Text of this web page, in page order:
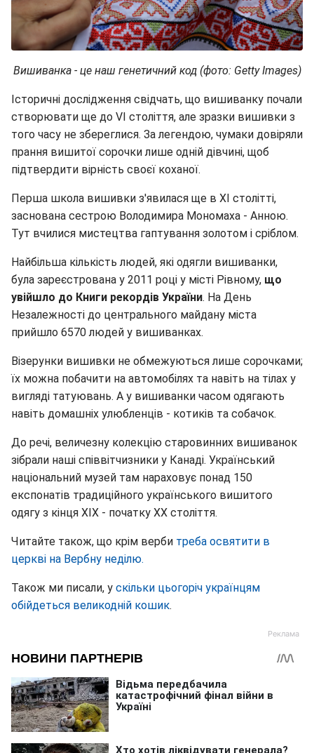
Вишиванка - це наш генетичний код (фото: Getty Images)
Історичні дослідження свідчать, що вишиванку почали
створювати ще до VI століття, але зразки вишивки з
того часу не збереглися. За легендою, чумаки довіряли
прання вишитої сорочки лише одній дівчині, щоб
підтвердити вірність своєї коханої.
Перша школа вишивки з'явилася ще в XI столітті,
заснована сестрою Володимира Мономаха - Анною.
Тут вчилися мистецтва гаптування золотом і сріблом.
Найбільша кількість людей, які одягли вишиванки,
була зареєстрована у 2011 році у місті Рівному, що
увійшло до Книги рекордів України. На День
Незалежності до центрального майдану міста
прийшло 6570 людей у вишиванках.
Візерунки вишивки не обмежуються лише сорочками;
їх можна побачити на автомобілях та навіть на тілах у
вигляді татуювань. А у вишиванки часом одягають
навіть домашніх улюбленців - котиків та собачок.
До речі, величезну колекцію старовинних вишиванок
зібрали наші співвітчизники у Канаді. Український
національний музей там нараховує понад 150
експонатів традиційного українського вишитого
одягу з кінця XIX - початку XX століття.
Читайте також, що крім верби треба освятити в
церкві на Вербну неділю.
Також ми писали, у скільки цьогоріч українцям
обійдеться великодній кошик.